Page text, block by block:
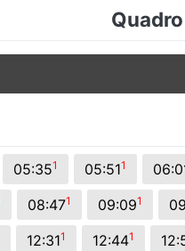
05:351 05:511
08:471 09:091
12:311 12:441